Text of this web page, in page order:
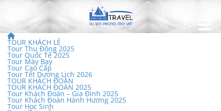
TOUR KHÁCH LẺ
Tour Thu Đông 2025
Tour Quốc Tế 2025
Tour Máy Bay
Tour Cao Cấp
Tour Tết Dương Lịch 2026
TOUR KHÁCH ĐOÀN
TOUR KHÁCH ĐOÀN 2025
Tour Khách Đoàn – Gia Đình 2025
Tour Khách Đoàn Hành Hương 2025
Tour Học Sinh